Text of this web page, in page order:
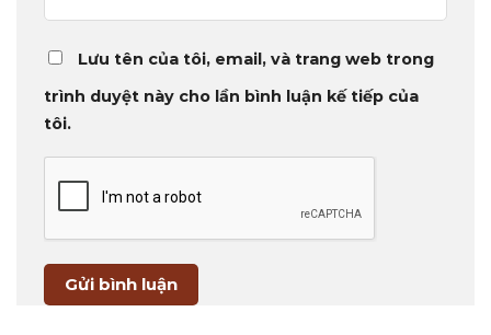
Lưu tên của tôi, email, và trang web trong
trình duyệt này cho lần bình luận kế tiếp của
tôi.